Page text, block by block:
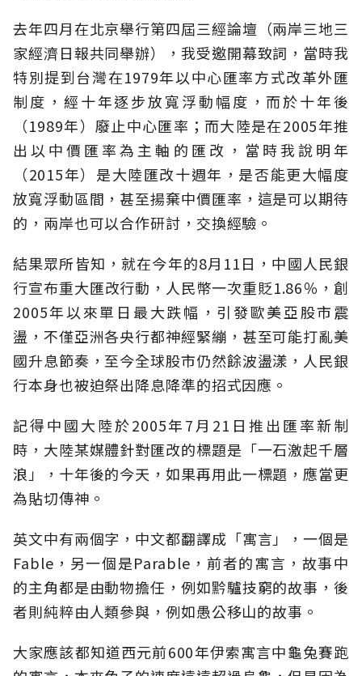
去年四月在北京舉行第四屆三經論壇（兩岸三地三
家經濟日報共同舉辦），我受邀開幕致詞，當時我
特別提到台灣在1979年以中心匯率方式改革外匯
制度，經十年逐步放寬浮動幅度，而於十年後
（1989年）廢止中心匯率；而大陸是在2005年推
出以中價匯率為主軸的匯改，當時我說明年
（2015年）是大陸匯改十週年，是否能更大幅度
放寬浮動區間，甚至揚棄中價匯率，這是可以期待
的，兩岸也可以合作研討，交換經驗。
結果眾所皆知，就在今年的8月11日，中國人民銀
行宣布重大匯改行動，人民幣一次重貶1.86％，創
2005年以來單日最大跌幅，引發歐美亞股市震
盪，不僅亞洲各央行都神經緊繃，甚至可能打亂美
國升息節奏，至今全球股市仍然餘波盪漾，人民銀
行本身也被迫祭出降息降準的招式因應。
記得中國大陸於2005年7月21日推出匯率新制
時，大陸某媒體針對匯改的標題是「一石激起千層
浪」，十年後的今天，如果再用此一標題，應當更
為貼切傳神。
英文中有兩個字，中文都翻譯成「寓言」，一個是
Fable，另一個是Parable，前者的寓言，故事中
的主角都是由動物擔任，例如黔驢技窮的故事，後
者則純粹由人類參與，例如愚公移山的故事。
大家應該都知道西元前600年伊索寓言中龜兔賽跑